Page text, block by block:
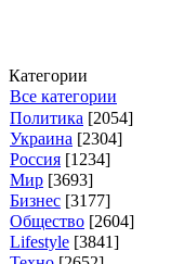
Категории
Все категории
Политика [2054]
Украина [2304]
Россия [1234]
Мир [3693]
Бизнес [3177]
Общество [2604]
Lifestyle [3841]